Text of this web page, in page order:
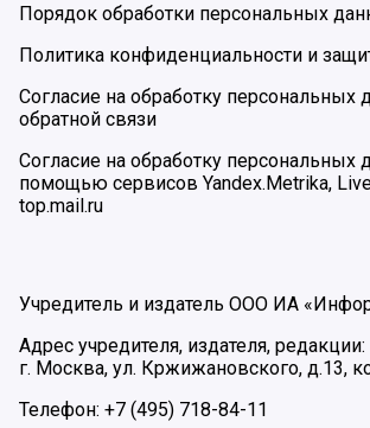
Порядок обработки персональных
Политика конфиденциальности и
Согласие на обработку персональных
обратной связи
Согласие на обработку персональных
помощью сервисов Yandex.Metrika,
top.mail.ru
Учредитель и издатель ООО ИА
Адрес учредителя, издателя,
г. Москва, ул. Кржижановского, д.13,
Телефон: +7 (495) 718-84-11